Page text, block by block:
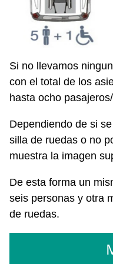
Si no llevamos
con el total de los
hasta ocho
Dependiendo de si
silla de ruedas o no
muestra la imagen
De esta forma un
seis personas y otra
de ruedas.